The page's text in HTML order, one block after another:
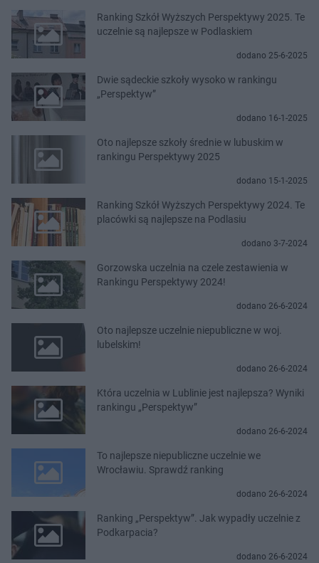
Ranking Szkół Wyższych Perspektywy 2025. Te
uczelnie są najlepsze w Podlaskiem
dodano 25-6-2025
Dwie sądeckie szkoły wysoko w rankingu
„Perspektyw”
dodano 16-1-2025
Oto najlepsze szkoły średnie w lubuskim w
rankingu Perspektywy 2025
dodano 15-1-2025
Ranking Szkół Wyższych Perspektywy 2024. Te
placówki są najlepsze na Podlasiu
dodano 3-7-2024
Gorzowska uczelnia na czele zestawienia w
Rankingu Perspektywy 2024!
dodano 26-6-2024
Oto najlepsze uczelnie niepubliczne w woj.
lubelskim!
dodano 26-6-2024
Która uczelnia w Lublinie jest najlepsza? Wyniki
rankingu „Perspektyw”
dodano 26-6-2024
To najlepsze niepubliczne uczelnie we
Wrocławiu. Sprawdź ranking
dodano 26-6-2024
Ranking „Perspektyw”. Jak wypadły uczelnie z
Podkarpacia?
dodano 26-6-2024